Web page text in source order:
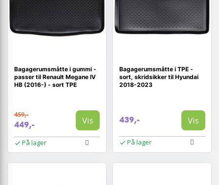
Bagagerumsmåtte i gummi -
passer til Renault Megane IV
HB (2016-) - sort TPE
459,-
449,- Vis
På lager
Bagagerumsmåtte i TPE -
sort, skridsikker til Hyundai
2018-2023
439,- Vis
På lager